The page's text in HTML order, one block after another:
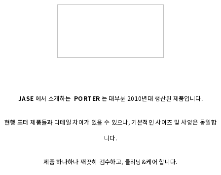
JASE 에서 소개하는 PORTER 는 대부분 2010년대 생산된 제품입니다.
현행 포터 제품들과 디테일 차이가 있을 수 있으나, 기본적인 사이즈 및 사양은 동일합
니다.
제품 하나하나 깨끗히 검수하고, 클리닝&케어 합니다.